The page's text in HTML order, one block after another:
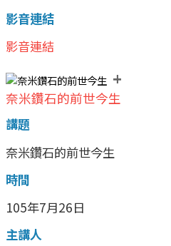
影音連結
影音連結
+
奈米鑽石的前世今生
講題
奈米鑽石的前世今生
時間
105年7月26日
主講人